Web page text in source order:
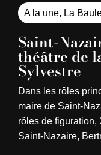
A la une, La
Saint-
théâtre de
Sylvestre
Dans les rôles
maire de Saint-
rôles de figuration,
Saint-Nazaire,